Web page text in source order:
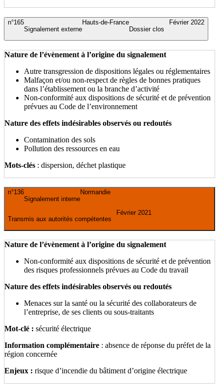
Février 2022
Dossier clos
Hauts-de-France
Signalement externe
n°165
Nature de l’évènement à l’origine du signalement
Autre transgression de dispositions légales ou réglementaires
Malfaçon et/ou non-respect de règles de bonnes pratiques
dans l’établissement ou la branche d’activité
Non-conformité aux dispositions de sécurité et de prévention
prévues au Code de l’environnement
Nature des effets indésirables observés ou redoutés
Contamination des sols
Pollution des ressources en eau
Mots-clés : dispersion, déchet plastique
Février 2021
Transmis aux autorités compétentes
Normandie
Signalement interne
n°136
Nature de l’évènement à l’origine du signalement
Non-conformité aux dispositions de sécurité et de prévention
des risques professionnels prévues au Code du travail
Nature des effets indésirables observés ou redoutés
Menaces sur la santé ou la sécurité des collaborateurs de
l’entreprise, de ses clients ou sous-traitants
Mot-clé : sécurité électrique
Information complémentaire : absence de réponse du préfet de la
région concernée
Enjeux : risque d’incendie du bâtiment d’origine électrique